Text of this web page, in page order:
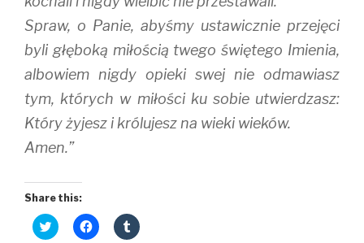
Spraw, o Panie, abyśmy ustawicznie przejęci
byli głęboką miłością twego świętego Imienia,
albowiem nigdy opieki swej nie odmawiasz
tym, których w miłości ku sobie utwierdzasz:
Który żyjesz i królujesz na wieki wieków.
Amen.”
Share this:
C
l
C
l
C
l